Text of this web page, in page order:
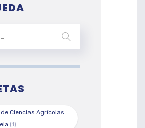
Ciencias Agrícolas
(1)